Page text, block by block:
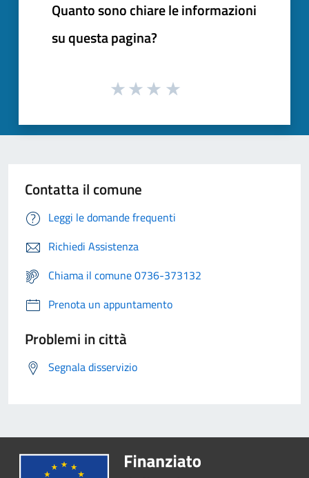
Quanto sono chiare le informazioni
su questa pagina?
Contatta il comune
Leggi le domande frequenti
Richiedi Assistenza
Chiama il comune 0736-373132
Prenota un appuntamento
Problemi in città
Segnala disservizio